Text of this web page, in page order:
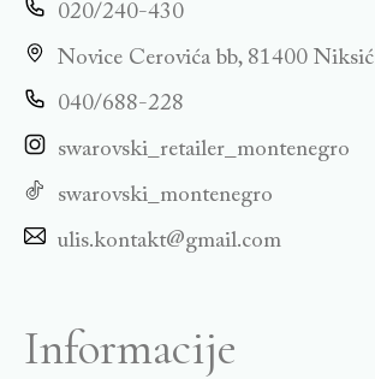
020/240-430
Novice Cerovića bb, 81400 Niksić
040/688-228
swarovski_retailer_montenegro
swarovski_montenegro
ulis.kontakt@gmail.com
Informacije